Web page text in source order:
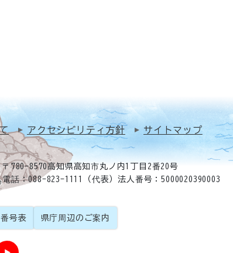
アクセシビリティ方針 サイトマップ
〒780-8570高知県高知市丸ノ内1丁目2番20号
電話：088-823-1111（代表）法人番号：5000020390003
号表 県庁周辺のご案内